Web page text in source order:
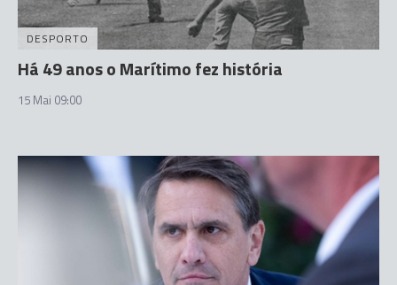
DESPORTO
Há 49 anos o Marítimo fez história
15 Mai 09:00